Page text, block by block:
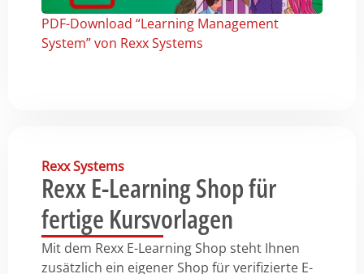
PDF-Download “Learning Management
System” von Rexx Systems
Rexx Systems
Rexx E-Learning Shop für
fertige Kursvorlagen
Mit dem Rexx E-Learning Shop steht Ihnen
zusätzlich ein eigener Shop für verifizierte E-